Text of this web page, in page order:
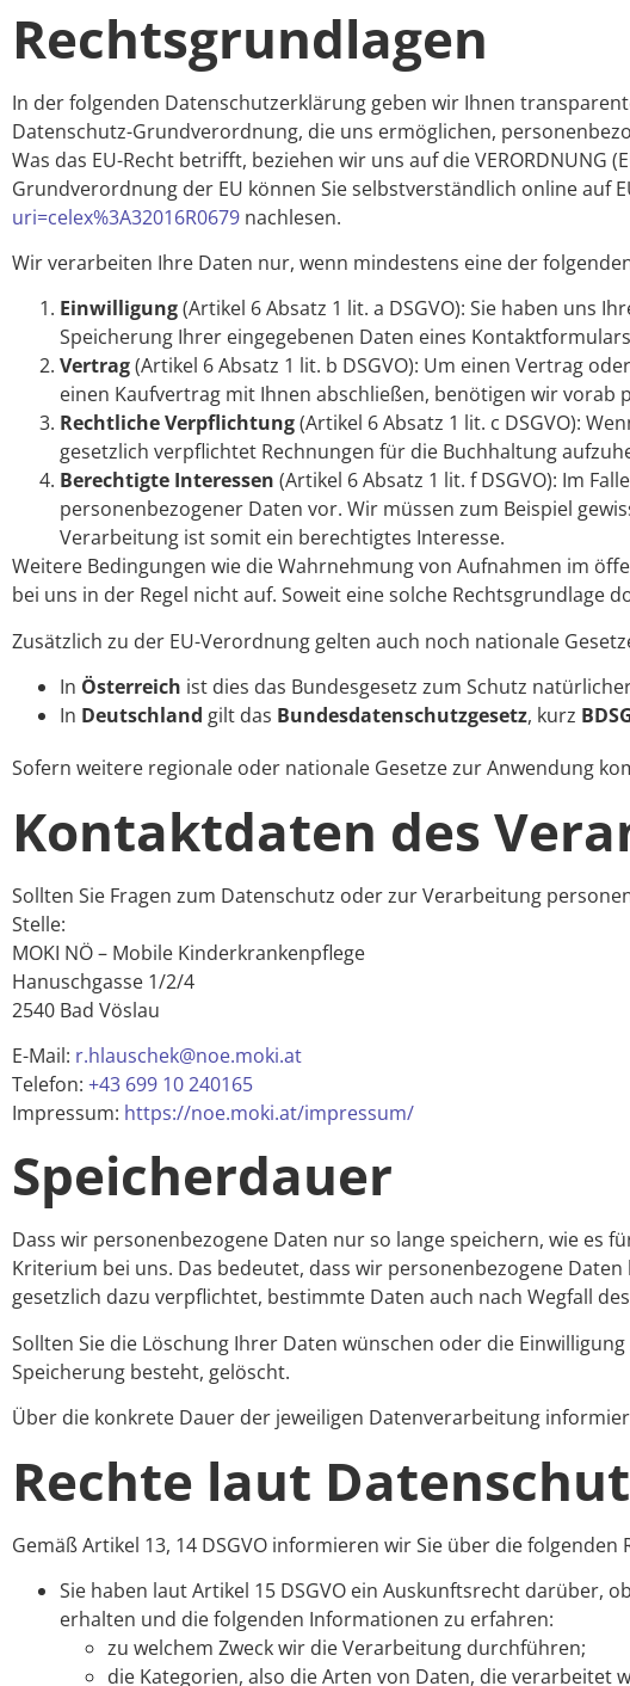
Rechtsgrundlagen
In der folgenden Datenschutzerklärung geben wir Ihnen
Datenschutz-Grundverordnung, die uns ermöglichen,
Was das EU-Recht betrifft, beziehen wir uns auf die VERORDNUNG
Grundverordnung der EU können Sie selbstverständlich online auf
uri=celex%3A32016R0679 nachlesen.
Wir verarbeiten Ihre Daten nur, wenn mindestens eine der
Einwilligung(Artikel 6 Absatz 1 lit. a DSGVO): Sie haben uns
Speicherung Ihrer eingegebenen Daten eines
Vertrag(Artikel 6 Absatz 1 lit. b DSGVO): Um einen Vertrag
einen Kaufvertrag mit Ihnen abschließen, benötigen wir vorab
Rechtliche Verpflichtung(Artikel 6 Absatz 1 lit. c DSGVO):
gesetzlich verpflichtet Rechnungen für die Buchhaltung
Berechtigte Interessen (Artikel 6 Absatz 1 lit. f DSGVO): Im
personenbezogener Daten vor. Wir müssen zum Beispiel
Verarbeitung ist somit ein berechtigtes Interesse.
Weitere Bedingungen wie die Wahrnehmung von Aufnahmen im
bei uns in der Regel nicht auf. Soweit eine solche Rechtsgrundlage
Zusätzlich zu der EU-Verordnung gelten auch noch nationale
In Österreich ist dies das Bundesgesetz zum Schutz
In Deutschland gilt das Bundesdatenschutzgesetz, kurz
Sofern weitere regionale oder nationale Gesetze zur Anwendung
Kontaktdaten des
Sollten Sie Fragen zum Datenschutz oder zur Verarbeitung
Stelle:
MOKI NÖ – Mobile Kinderkrankenpflege
Hanuschgasse 1/2/4
2540 Bad Vöslau
E-Mail: r.hlauschek@noe.moki.at
Telefon: +43 699 10 240165
Impressum: https://noe.moki.at/impressum/
Speicherdauer
Dass wir personenbezogene Daten nur so lange speichern, wie
Kriterium bei uns. Das bedeutet, dass wir personenbezogene
gesetzlich dazu verpflichtet, bestimmte Daten auch nach Wegfall
Sollten Sie die Löschung Ihrer Daten wünschen oder die
Speicherung besteht, gelöscht.
Über die konkrete Dauer der jeweiligen Datenverarbeitung
Rechte laut
Gemäß Artikel 13, 14 DSGVO informieren wir Sie über die
Sie haben laut Artikel 15 DSGVO ein Auskunftsrecht darüber,
erhalten und die folgenden Informationen zu erfahren:
zu welchem Zweck wir die Verarbeitung durchführen;
die Kategorien, also die Arten von Daten, die verarbeitet